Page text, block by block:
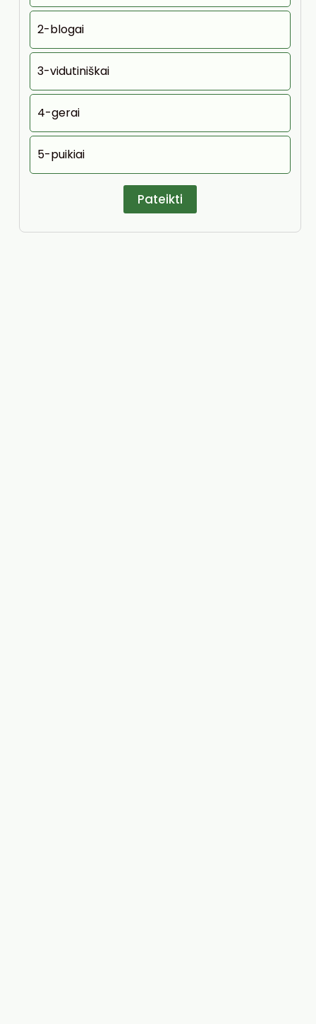
2-blogai
3-vidutiniškai
4-gerai
5-puikiai